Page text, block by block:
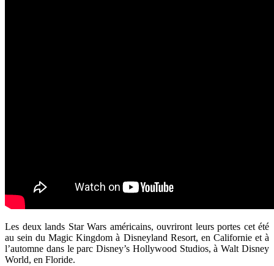
Les deux lands Star Wars américains, ouvriront leurs portes cet été
au sein du Magic Kingdom à Disneyland Resort, en Californie et à
l’automne dans le parc Disney’s Hollywood Studios, à Walt Disney
World, en Floride.